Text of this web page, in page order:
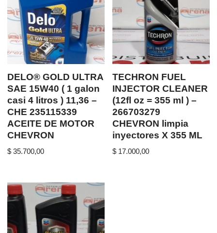
DELO® GOLD ULTRA
SAE 15W40 ( 1 galon
casi 4 litros ) 11,36 –
CHE 235115339
ACEITE DE MOTOR
CHEVRON
$ 35.700,00
TECHRON FUEL
INJECTOR CLEANER
(12fl oz = 355 ml ) –
266703279
CHEVRON limpia
inyectores X 355 ML
$ 17.000,00